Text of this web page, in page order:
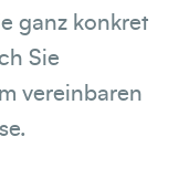
ganz konkret
Sie
vereinbaren